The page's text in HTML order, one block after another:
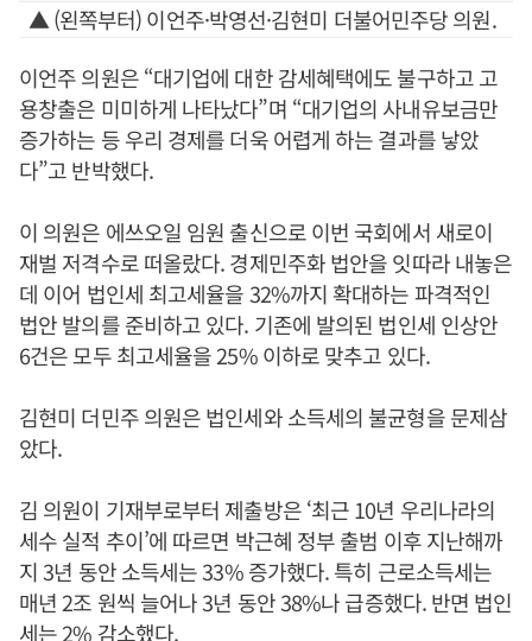
▲ (왼쪽부터) 이언주·박영선·김현미 더불어민주당 의원.
이언주 의원은 “대기업에 대한 감세혜택에도 불구하고 고
용창출은 미미하게 나타났다”며 “대기업의 사내유보금만
증가하는 등 우리 경제를 더욱 어렵게 하는 결과를 낳았
다”고 반박했다.
이 의원은 에쓰오일 임원 출신으로 이번 국회에서 새로이
재벌 저격수로 떠올랐다. 경제민주화 법안을 잇따라 내놓은
데 이어 법인세 최고세율을 32%까지 확대하는 파격적인
법안 발의를 준비하고 있다. 기존에 발의된 법인세 인상안
6건은 모두 최고세율을 25% 이하로 맞추고 있다.
김현미 더민주 의원은 법인세와 소득세의 불균형을 문제삼
았다.
김 의원이 기재부로부터 제출방은 ‘최근 10년 우리나라의
세수 실적 추이’에 따르면 박근혜 정부 출범 이후 지난해까
지 3년 동안 소득세는 33% 증가했다. 특히 근로소득세는
매년 2조 원씩 늘어나 3년 동안 38%나 급증했다. 반면 법인
세는 2% 감소했다.